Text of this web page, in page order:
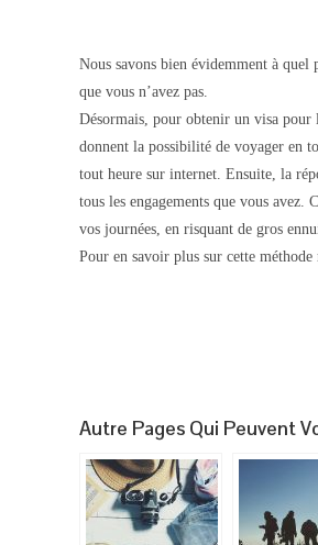
Nous savons bien évidemment à quel
que vous n’avez pas.
Désormais, pour obtenir un visa pour
donnent la possibilité de voyager en
tout heure sur internet. Ensuite, la
tous les engagements que vous
vos journées, en risquant de gros
Pour en savoir plus sur cette
Autre Pages Qui Peuvent